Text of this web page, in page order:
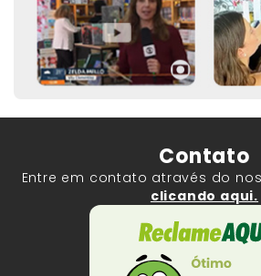
Contato
Entre em contato através do
clicando aqui.